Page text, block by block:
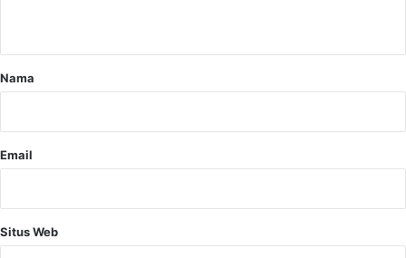
rNama
Email
Situs Web